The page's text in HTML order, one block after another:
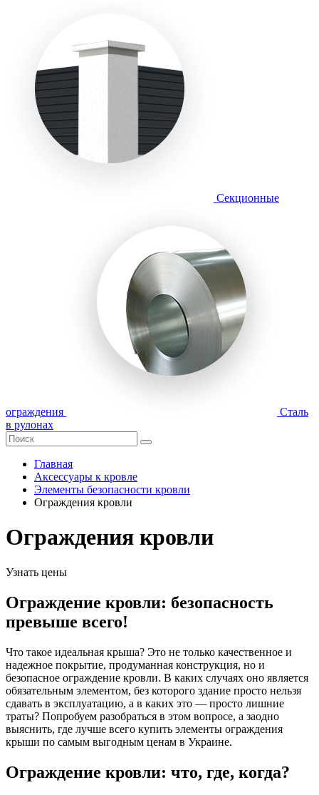
Секционные
ограждения
Сталь
в рулонах
Главная
Аксессуары к кровле
Элементы безопасности кровли
Ограждения кровли
Ограждения кровли
Узнать цены
Ограждение кровли: безопасность
превыше всего!
Что такое идеальная крыша? Это не только качественное и
надежное покрытие, продуманная конструкция, но и
безопасное ограждение кровли. В каких случаях оно является
обязательным элементом, без которого здание просто нельзя
сдавать в эксплуатацию, а в каких это — просто лишние
траты? Попробуем разобраться в этом вопросе, а заодно
выяснить, где лучше всего купить элементы ограждения
крыши по самым выгодным ценам в Украине.
Ограждение кровли: что, где, когда?